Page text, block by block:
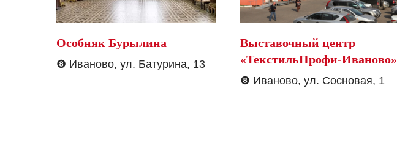
Особняк Бурылина
❽ Иваново, ул. Батурина, 13
Выставочный центр
«ТекстильПрофи-Иваново»
❽ Иваново, ул. Сосновая, 1